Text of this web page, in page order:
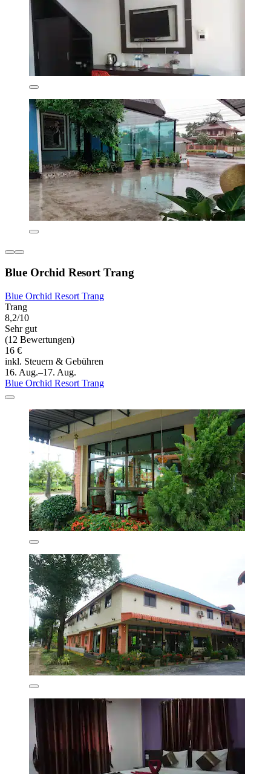
Blue Orchid Resort Trang
Blue Orchid Resort Trang
Trang
8,2/10
Sehr gut
(12 Bewertungen)
16 €
inkl. Steuern & Gebühren
16. Aug.–17. Aug.
Blue Orchid Resort Trang